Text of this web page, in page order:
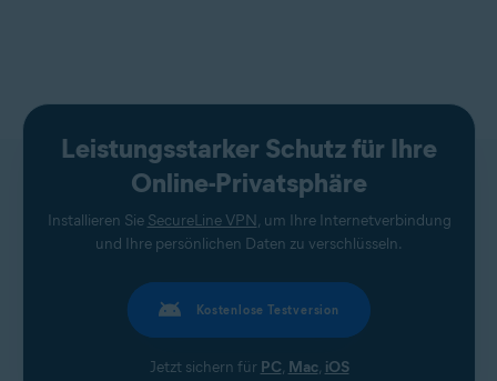
Leistungsstarker Schutz für Ihre
Online-Privatsphäre
Installieren Sie SecureLine VPN, um Ihre Internetverbindung
und Ihre persönlichen Daten zu verschlüsseln.
Kostenlose Testversion
Jetzt sichern für PC, Mac, iOS